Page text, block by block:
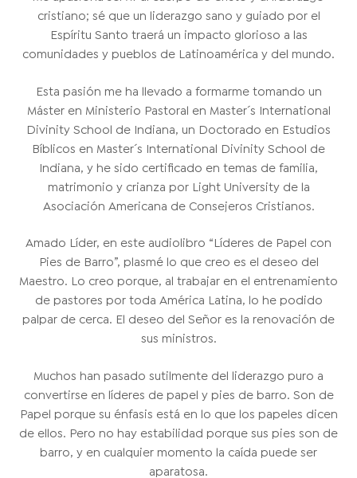
cristiano; sé que un liderazgo sano y guiado por el
Espíritu Santo traerá un impacto glorioso a las
comunidades y pueblos de Latinoamérica y del mundo.
Esta pasión me ha llevado a formarme tomando un
Máster en Ministerio Pastoral en Master´s International
Divinity School de Indiana, un Doctorado en Estudios
Bíblicos en Master´s International Divinity School de
Indiana, y he sido certificado en temas de familia,
matrimonio y crianza por Light University de la
Asociación Americana de Consejeros Cristianos.
Amado Líder, en este audiolibro “Líderes de Papel con
Pies de Barro”, plasmé lo que creo es el deseo del
Maestro. Lo creo porque, al trabajar en el entrenamiento
de pastores por toda América Latina, lo he podido
palpar de cerca. El deseo del Señor es la renovación de
sus ministros.
Muchos han pasado sutilmente del liderazgo puro a
convertirse en líderes de papel y pies de barro. Son de
Papel porque su énfasis está en lo que los papeles dicen
de ellos. Pero no hay estabilidad porque sus pies son de
barro, y en cualquier momento la caída puede ser
aparatosa.